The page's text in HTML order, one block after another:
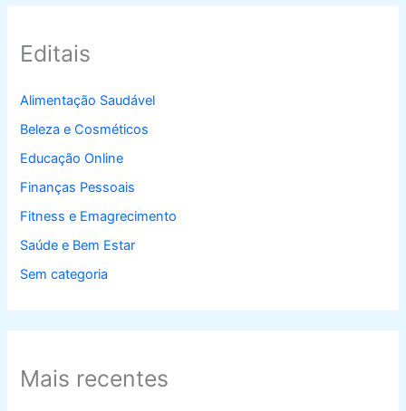
Editais
Alimentação Saudável
Beleza e Cosméticos
Educação Online
Finanças Pessoais
Fitness e Emagrecimento
Saúde e Bem Estar
Sem categoria
Mais recentes